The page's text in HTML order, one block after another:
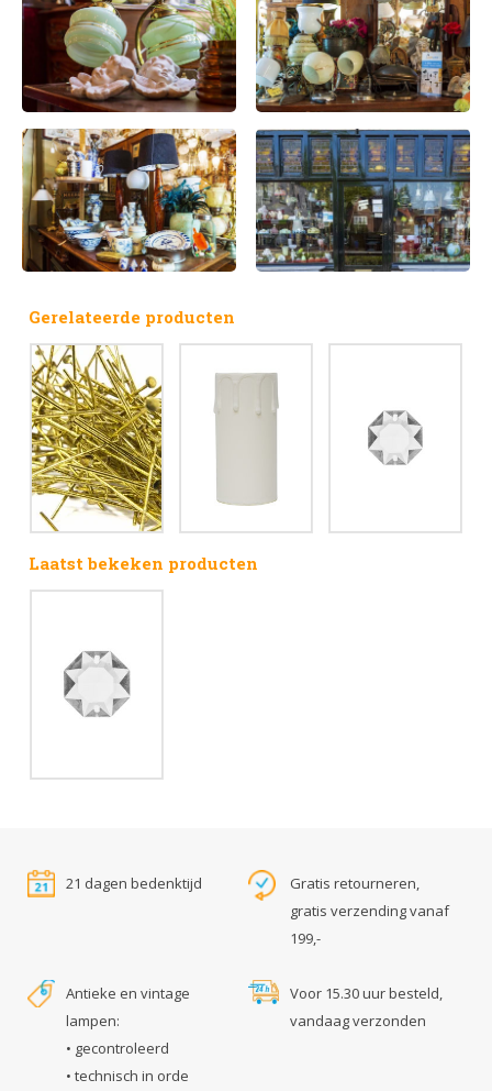
Gerelateerde producten
Laatst bekeken producten
21 dagen bedenktijd
Gratis retourneren,
gratis verzending vanaf
199,-
Antieke en vintage
lampen:
• gecontroleerd
• technisch in orde
Voor 15.30 uur besteld,
vandaag verzonden